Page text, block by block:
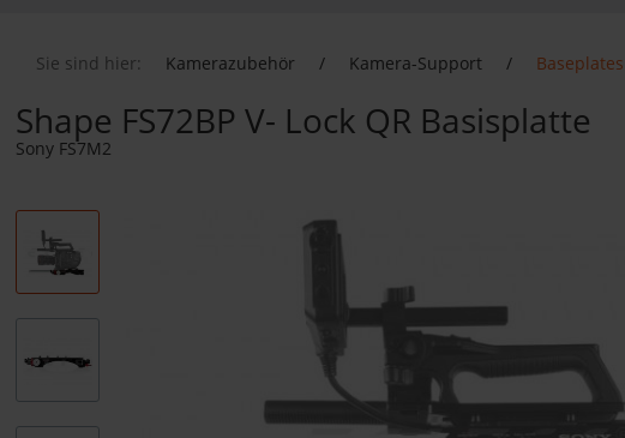
Sie sind hier: Kamerazubehör / Kamera-Support / Baseplates
Shape FS72BP V- Lock QR Basisplatte
Sony FS7M2